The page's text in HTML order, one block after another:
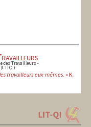
ravailleurs
des Travailleurs -
QI)
travailleurs eux-mêmes. »K.
LIT-QI